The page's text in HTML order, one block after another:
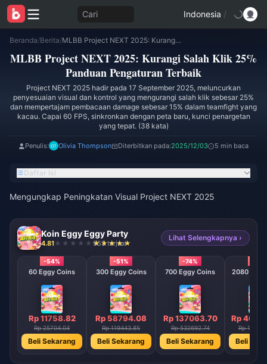
Cari Indonesia /
Beranda/Berita/ MLBB Project NEXT 2025: Kurangi Salah Klik 25% Panduan Pengaturan Terbaik
MLBB Project NEXT 2025: Kurangi Salah Klik 25%
Panduan Pengaturan Terbaik
Project NEXT 2025 hadir pada 17 September 2025, meluncurkan
penyesuaian visual dan kontrol yang mengurangi salah klik sebesar 25%
dan mempertajam pembacaan damage sebesar 15% dalam teamfight yang
kacau. Capai 60 FPS, sinkronkan dengan peta baru, kunci penargetan
yang tepat. (38 kata)
Penulis: Olivia Thompson Diterbitkan pada:2025/12/03 5 min baca
Daftar Isi
Mengungkap Peningkatan Visual Project NEXT 2025
Koin Eggy Eggy Party
4.81 953 terjual
Lihat Selengkapnya ›
-54%
60 Eggy Coins
Rp 11758.82
Rp 25704.04
Beli Sekarang
-51%
300 Eggy Coins
Rp 58794.08
Rp 119443.85
Beli Sekarang
-74%
700 Eggy Coins
Rp 137063.70
Rp 532692.74
Beli Sekarang
Rp
Rp
Beli